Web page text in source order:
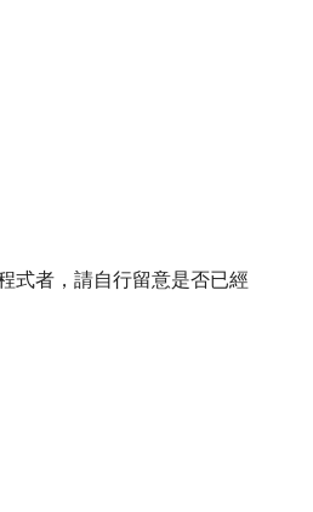
式者，請自行留意是否已經